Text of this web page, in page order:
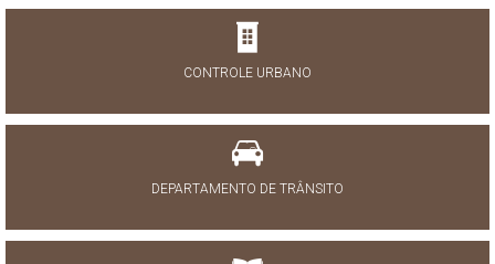
CONTROLE URBANO
DEPARTAMENTO DE TRÂNSITO